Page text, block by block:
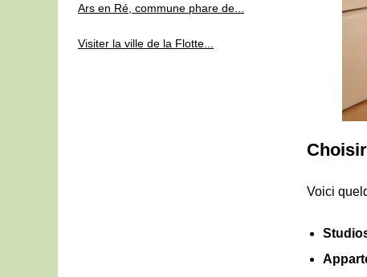
Voici
Ars en Ré, commune phare de...
Visiter la ville de la Flotte...